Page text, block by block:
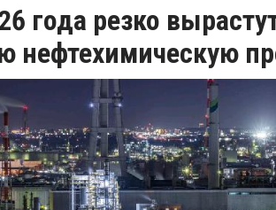
года резко
нефтехимическую